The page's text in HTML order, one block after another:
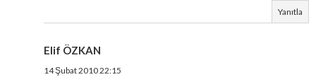
Yanıtla
Elif ÖZKAN
14 Şubat 2010 22:15